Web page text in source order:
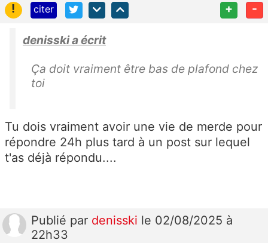
!
citer + -
denisski a écrit
Ça doit vraiment être bas de plafond chez
toi
Tu dois vraiment avoir une vie de merde pour
répondre 24h plus tard à un post sur lequel
t'as déjà répondu....
Publié par denisski le 02/08/2025 à
22h33